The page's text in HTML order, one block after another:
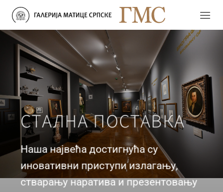
Прескочи
садржај
СТАЛНА ПОСТАВКА
Наша највећа достигнућа су
иновативни приступи излагању,
стварању наратива и презентовању